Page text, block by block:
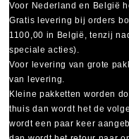
Voor Nederland en België
Gratis levering bij orders
1100,00 in België, tenzij
speciale acties).
Voor levering van grote
van levering.
Kleine pakketten worden
thuis dan wordt het de
wordt een paar keer